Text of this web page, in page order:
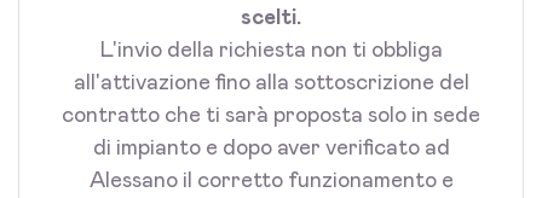
scelti.
L'invio della richiesta non ti obbliga
all'attivazione fino alla sottoscrizione del
contratto che ti sarà proposta solo in sede
di impianto e dopo aver verificato ad
Alessano il corretto funzionamento e